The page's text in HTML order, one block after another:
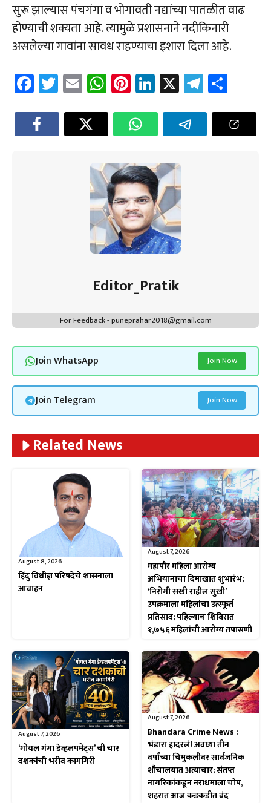
सुरू झाल्यास पंचगंगा व भोगावती नद्यांच्या पातळीत वाढ
होण्याची शक्यता आहे. त्यामुळे प्रशासनाने नदीकिनारी
असलेल्या गावांना सावध राहण्याचा इशारा दिला आहे.
Fa
ce
b
o
T
wi
tt
er
E
m
ail
W
h
at
sA
p
p
Pi
nt
er
es
t
Li
nk
e
dI
n
X Te
le
gr
a
e
Editor_Pratik
For Feedback - puneprahar2018@gmail.com
Join WhatsApp Join Now
Join Telegram Join Now
Related News
August 8, 2026
हिंदु विधीज्ञ परिषदेचे शासनाला
आवाहन
August 7, 2026
महापौर महिला आरोग्य
अभियानाचा दिमाखात शुभारंभ;
‘निरोगी सखी राहील सुखी’
उपक्रमाला महिलांचा उत्स्फूर्त
प्रतिसाद; पहिल्याच शिबिरात
१,७५६ महिलांची आरोग्य तपासणी
August 7, 2026
‘गोयल गंगा डेव्हलपमेंट्स’ ची चार
दशकांची भरीव कामगिरी
August 7, 2026
Bhandara Crime News :
भंडारा हादरलं! अवघ्या तीन
वर्षांच्या चिमुकलीवर सार्वजनिक
शौचालयात अत्याचार; संतप्त
नागरिकांकडून नराधमाला चोप,
शहरात आज कडकडीत बंद